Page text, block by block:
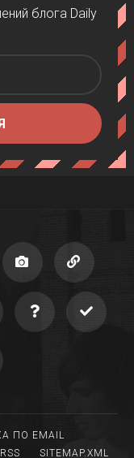
блога Daily
ПО EMAIL
RSS SITEMAP.XML